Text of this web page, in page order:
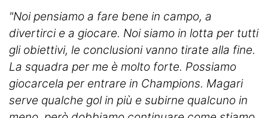
"Noi pensiamo a fare bene in campo, a
divertirci e a giocare. Noi siamo in lotta per tutti
gli obiettivi, le conclusioni vanno tirate alla fine.
La squadra per me è molto forte. Possiamo
giocarcela per entrare in Champions. Magari
serve qualche gol in più e subirne qualcuno in